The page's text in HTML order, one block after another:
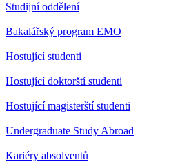
Studijní oddělení
Bakalářský program EMO
Hostující studenti
Hostující doktorští studenti
Hostující magisterští studenti
Undergraduate Study Abroad
Kariéry absolventů